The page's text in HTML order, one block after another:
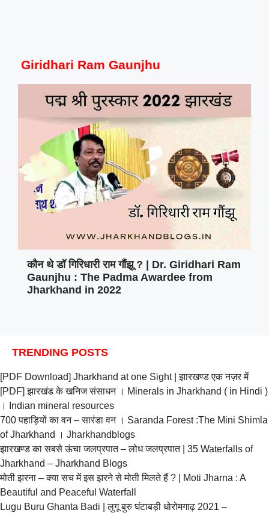
Giridhari Ram Gaunjhu
कौन थे डॉ गिरिधारी राम गौंझू ? | Dr. Giridhari Ram
Gaunjhu : The Padma Awardee from
Jharkhand in 2022
TRENDING POSTS
[PDF Download] Jharkhand at one Sight | झारखण्ड एक नज़र में
[PDF] झारखंड के खनिज संसाधन । Minerals in Jharkhand ( in Hindi )
। Indian mineral resources
700 पहाड़ियों का वन – सारंडा वन । Saranda Forest :The Mini Shimla
of Jharkhand । Jharkhandblogs
झारखण्ड का सबसे ऊंचा जलप्रपात – लोध जलप्रपात | 35 Waterfalls of
Jharkhand – Jharkhand Blogs
मोती झरना – क्या सच में इस झरने से मोती मिलते हैं ? | Moti Jharna : A
Beautiful and Peaceful Waterfall
Lugu Buru Ghanta Badi | लुगू बुरु घंटाबड़ी धोरोमगाढ़ 2021 –